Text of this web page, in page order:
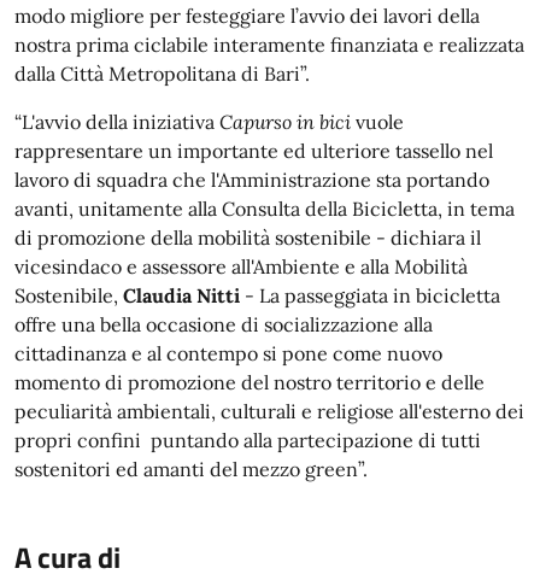
modo migliore per festeggiare l’avvio dei lavori della
nostra prima ciclabile interamente finanziata e realizzata
dalla Città Metropolitana di Bari”.
“L'avvio della iniziativa Capurso in bici vuole
rappresentare un importante ed ulteriore tassello nel
lavoro di squadra che l'Amministrazione sta portando
avanti, unitamente alla Consulta della Bicicletta, in tema
di promozione della mobilità sostenibile - dichiara il
vicesindaco e assessore all'Ambiente e alla Mobilità
Sostenibile, Claudia Nitti - La passeggiata in bicicletta
offre una bella occasione di socializzazione alla
cittadinanza e al contempo si pone come nuovo
momento di promozione del nostro territorio e delle
peculiarità ambientali, culturali e religiose all'esterno dei
propri confini puntando alla partecipazione di tutti
sostenitori ed amanti del mezzo green”.
A cura di